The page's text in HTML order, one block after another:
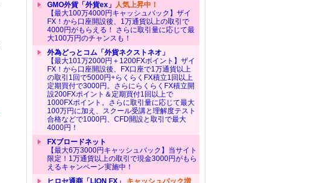
GMO外貨「外貨ex」 人気上昇中！
【最大100万4000円キャッシュバック】ザイ
FX！から口座開設後、1万通貨以上の取引で
4000円がもらえる！ さらに取引量に応じて最
大100万円のチャンスも！
外為どっとコム「外貨ネクストネオ」
【最大101万2000円＋1200FXポイント】ザイ
FX！から口座開設後、FX口座で1万通貨以上
の取引1回で5000円+らくらくFX積立1回以上
定期買付で3000円。さらにらくらくFX積立開
設200FXポイント＆定期買付1回以上で
1000FXポイント。さらに取引量に応じて最大
100万円に加え、スクール受講と理解度テスト
合格などで1000円、CFD開設と取引で最大
4000円！
FXブロードネット
【最大6万3000円キャッシュバック】当サイト
限定！1万通貨以上の取引で現金3000円がもら
えるキャンペーン実施中！
ヒロセ通商「LION FX」 キャッシュバック増